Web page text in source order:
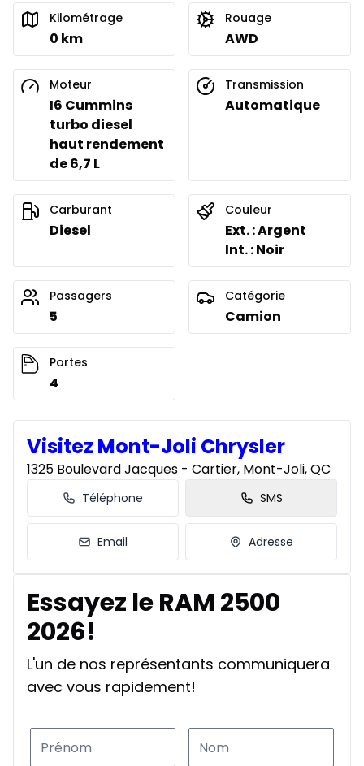
Kilométrage
0 km
Rouage
AWD
Moteur
I6 Cummins
turbo diesel
haut rendement
de 6,7 L
Transmission
Automatique
Carburant
Diesel
Couleur
Ext. : Argent
Int. : Noir
Passagers
5
Catégorie
Camion
Portes
4
Visitez Mont-Joli Chrysler
1325 Boulevard Jacques - Cartier, Mont-Joli, QC
Téléphone SMS
Email Adresse
Essayez le RAM 2500
2026!
L'un de nos représentants communiquera
avec vous rapidement!